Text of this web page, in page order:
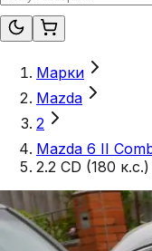
Марки
Mazda
2
Mazda 6 II
2.2 CD (180 к.с.)